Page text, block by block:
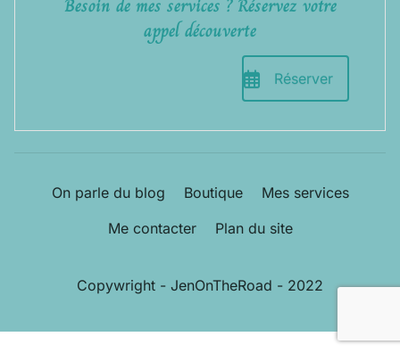
appel découverte
Réserver
On parle du blog Boutique
Mes services
Me contacter
Plan du site
Copywright - JenOnTheRoad - 2022